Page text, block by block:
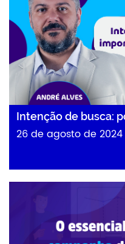
Intenção de busca:
26 de agosto de 2024
O essencial para uma